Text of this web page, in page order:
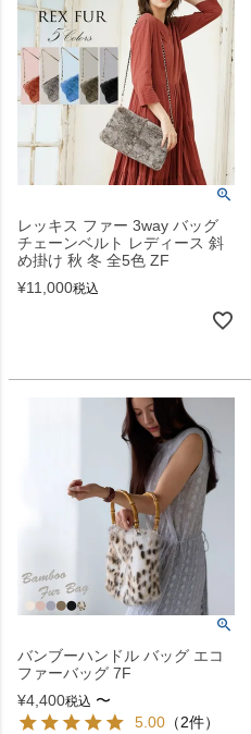
レッキス ファー 3way バッグ
チェーンベルト レディース 斜
め掛け 秋 冬 全5色 ZF
¥11,000税込
バンブーハンドル バッグ エコ
ファーバッグ 7F
¥4,400税込 〜
5.00 （2件）